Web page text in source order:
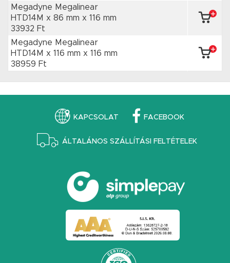
Megadyne Megalinear
HTD14M x 86 mm x 116 mm
33932 Ft
Megadyne Megalinear
HTD14M x 116 mm x 116 mm
38959 Ft
KAPCSOLAT FACEBOOK
ÁLTALÁNOS SZÁLLÍTÁSI FELTÉTELEK